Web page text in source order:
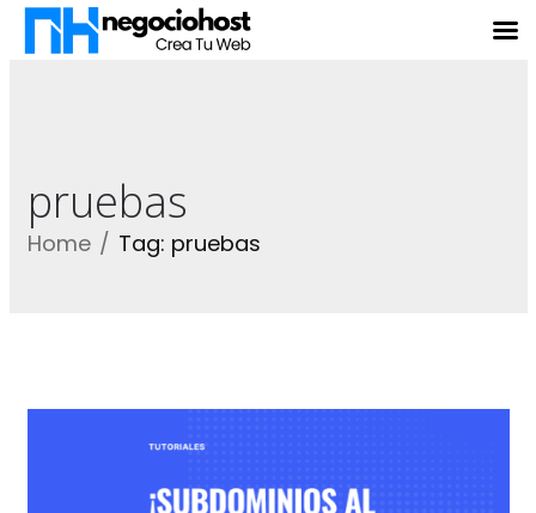
pruebas
Home Tag: pruebas